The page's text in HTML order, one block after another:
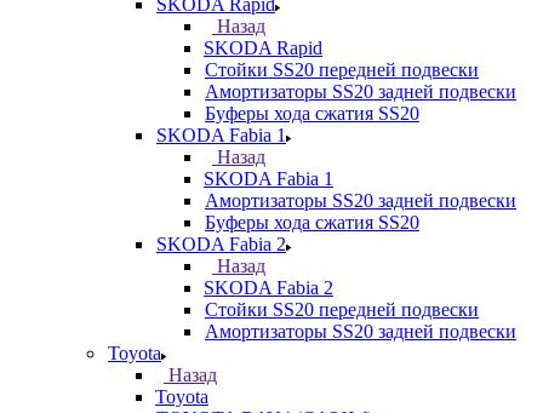
SKODA Rapid
Назад
SKODA Rapid
Стойки SS20 передней подвески
Амортизаторы SS20 задней подвески
Буферы хода сжатия SS20
SKODA Fabia 1
Назад
SKODA Fabia 1
Амортизаторы SS20 задней подвески
Буферы хода сжатия SS20
SKODA Fabia 2
Назад
SKODA Fabia 2
Стойки SS20 передней подвески
Амортизаторы SS20 задней подвески
Toyota
Назад
Toyota